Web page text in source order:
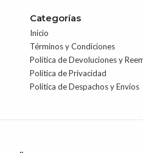
Categorías
Inicio
Términos y Condiciones
Política de Devoluciones y
Política de Privacidad
Política de Despachos y Envíos